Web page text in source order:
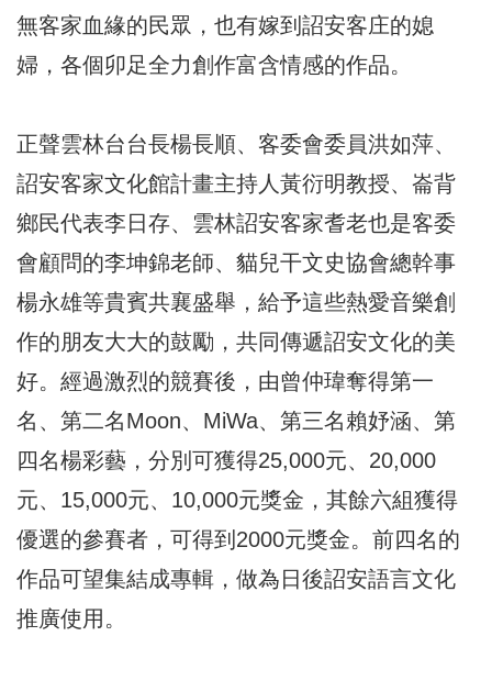
無客家血緣的民眾，也有嫁到詔安客庄的媳
婦，各個卯足全力創作富含情感的作品。
正聲雲林台台長楊長順、客委會委員洪如萍、
詔安客家文化館計畫主持人黃衍明教授、崙背
鄉民代表李日存、雲林詔安客家耆老也是客委
會顧問的李坤錦老師、貓兒干文史協會總幹事
楊永雄等貴賓共襄盛舉，給予這些熱愛音樂創
作的朋友大大的鼓勵，共同傳遞詔安文化的美
好。經過激烈的競賽後，由曾仲瑋奪得第一
名、第二名Moon、MiWa、第三名賴妤涵、第
四名楊彩藝，分別可獲得25,000元、20,000
元、15,000元、10,000元獎金，其餘六組獲得
優選的參賽者，可得到2000元獎金。前四名的
作品可望集結成專輯，做為日後詔安語言文化
推廣使用。